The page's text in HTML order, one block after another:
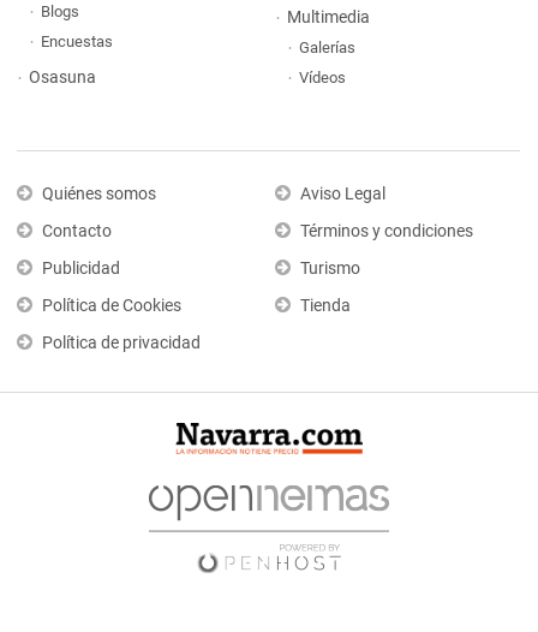
Blogs
Encuestas
Osasuna
Multimedia
Galerías
Vídeos
Quiénes somos
Contacto
Publicidad
Política de Cookies
Política de privacidad
Aviso Legal
Términos y condiciones
Turismo
Tienda